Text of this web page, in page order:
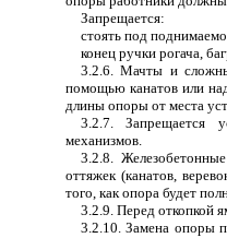
Запрещается:
стоять под
конец ручки рогача,
3.2.6. Мачты и
помощью канатов или
длины опоры от места
3.2.7. Запрещается
механизмов.
3.2.8.
оттяжек (канатов,
того, как опора будет
3.2.9. Перед откопкой
3.2.10. Замена опоры